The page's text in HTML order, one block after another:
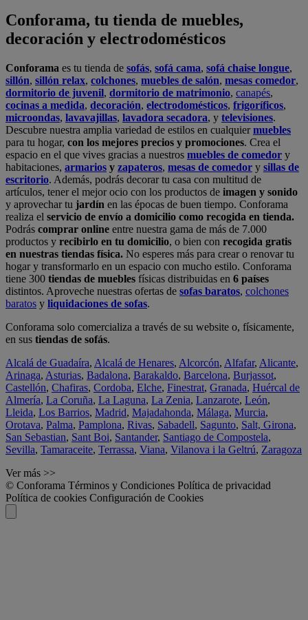
y aprovechar tu
en las épocas de buen tiempo. Conforama
realiza elservicio de envío a domicilio como recogida en tienda.
Podráscomprar onlineentre nuestra gama de más de 7.000
recibirlo en tu domicilio
No esperes más para crear o renovar tu
hogar y transformarlo en un espacio con mucho estilo. Conforama
tiene 300tiendas de mueblesfísicas distribuidas en6 países
distintos. Aproveche nuestras ofertas desofas baratos,colchones
baratosyliquidaciones de sofas.
Conforama solo comercializa a través de su website o, físicamente,
en sus tiendas de sofás.
Alcalá de Guadaíra,Alcalá de Henares,Alcorcón,Alfafar ,Alicante,
Arinaga,Asturias,Badalona,Barakaldo,Barcelona,Burjassot
Castellón ,Chafiras,Cordoba,Elche ,Finestrat, Granada,Huércal de
Almería,La Coruña,La Laguna,La Zenia,Lanzarote ,León,
Lleida,Los Barrios,Madrid, Majadahonda,Málaga,Murcia,
Orotava,Palma, Pamplona,Rivas,Sabadell ,Sagunto, Salt, Girona
San Sebastian,Sant Boi, Santander,Santiago de Compostela,
Sevilla,Tamaraceite,Terrassa, Viana,Vilanova i la Geltrú,Zaragoza
Ver más >>
© Conforama Términos y Condiciones Política de privacidad
Política de cookies Configuración de Cookies